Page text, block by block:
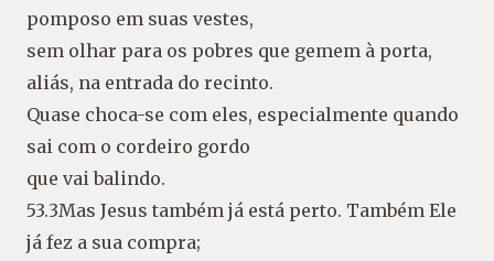
pomposo em suas vestes,
sem olhar para os pobres que gemem à porta,
aliás, na entrada do recinto.
Quase choca-se com eles, especialmente quando
sai com o cordeiro gordo
que vai balindo.
53.3Mas Jesus também já está perto. Também Ele
já fez a sua compra;